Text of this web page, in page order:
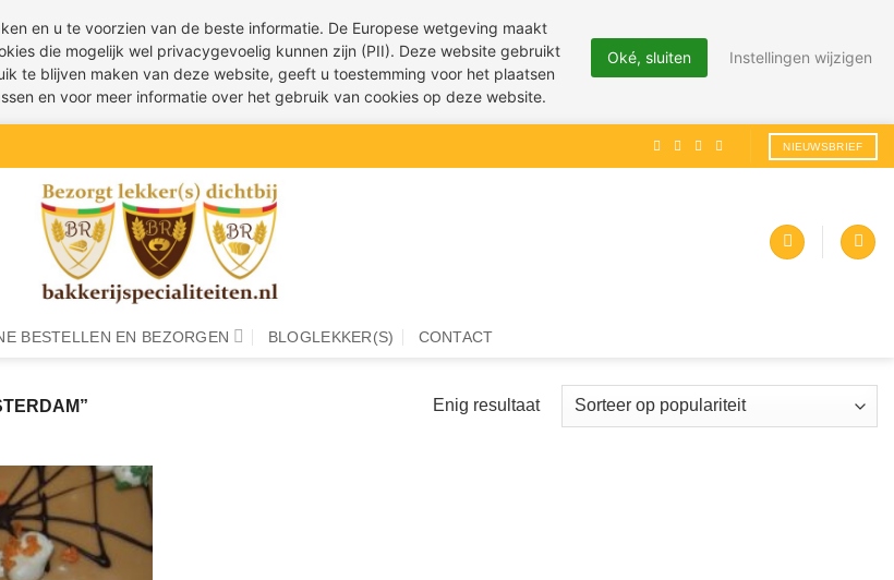
NIEUWSBRIEF
BESTELLEN EN BEZORGEN BLOGLEKKER(S) CONTACT
Enig resultaat
en u te voorzien van de beste informatie. De Europese wetgeving maakt
die mogelijk wel privacygevoelig kunnen zijn (PII). Deze website gebruikt
te blijven maken van deze website, geeft u toestemming voor het plaatsen
en voor meer informatie over het gebruik van cookies op deze website.
Oké, sluiten Instellingen wijzigen